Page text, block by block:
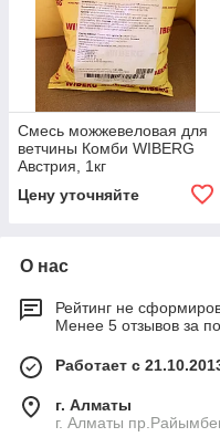
Смесь можжевеловая для
ветчины Комби WIBERG
Австрия, 1кг
Цену уточняйте
О нас
Рейтинг не
Менее 5 отзывов за
Работает с
г. Алматы
г. Алматы